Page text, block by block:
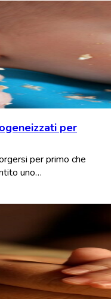
per
per primo che
uno…